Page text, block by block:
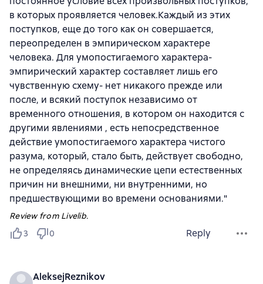
в которых проявляется человек.Каждый из этих
поступков, еще до того как он совершается,
переопределен в эмпирическом характере
человека. Для умопостигаемого характера-
эмпирический характер составляет лишь его
чувственную схему- нет никакого прежде или
после, и всякий поступок независимо от
временного отношения, в котором он находится с
другими явлениями , есть непосредственное
действие умопостигаемого характера чистого
разума, который, стало быть, действует свободно,
не определяясь динамические цепи естественных
причин ни внешними, ни внутренними, но
предшествующими во времени основаниями."
Review from Livelib.
3
0 Reply
AleksejReznikov